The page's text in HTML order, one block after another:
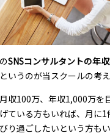
SNSコンサルタントの年
というのが当スクールの考え
収100万、年収1,000万を
ている方もいれば、月に
り過ごしたいという方も